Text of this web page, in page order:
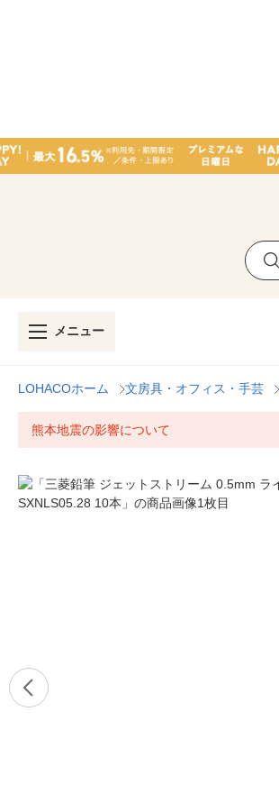
メニュー
LOHACOホーム 文房具・オフィス・手芸
熊本地震の影響について